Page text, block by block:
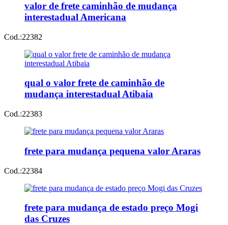
valor de frete caminhão de mudança
interestadual Americana
Cod.:22382
qual o valor frete de caminhão de
mudança interestadual Atibaia
Cod.:22383
frete para mudança pequena valor Araras
Cod.:22384
frete para mudança de estado preço Mogi
das Cruzes